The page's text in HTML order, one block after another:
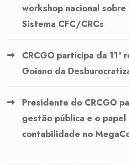
workshop nacional sobre
Sistema CFC/CRCs
CRCGO participa da 11ª
Goiano da
Presidente do CRCGO
gestão pública e o
contabilidade no